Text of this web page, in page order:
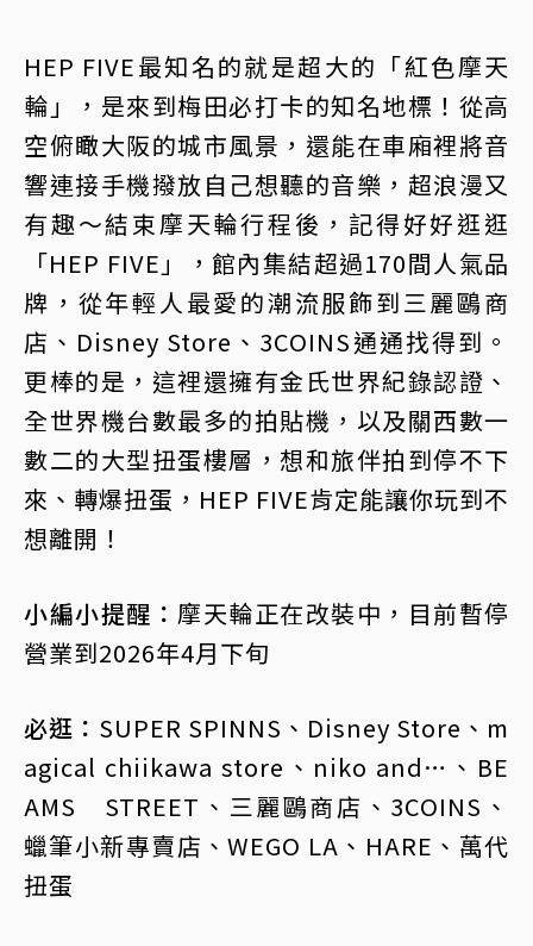
HEP FIVE最知名的就是超大的「紅色摩天
輪」，是來到梅田必打卡的知名地標！從高
空俯瞰大阪的城市風景，還能在車廂裡將音
響連接手機撥放自己想聽的音樂，超浪漫又
有趣～結束摩天輪行程後，記得好好逛逛
「HEP FIVE」，館內集結超過170間人氣品
牌，從年輕人最愛的潮流服飾到三麗鷗商
店、Disney Store、3COINS通通找得到。
更棒的是，這裡還擁有金氏世界紀錄認證、
全世界機台數最多的拍貼機，以及關西數一
數二的大型扭蛋樓層，想和旅伴拍到停不下
來、轉爆扭蛋，HEP FIVE肯定能讓你玩到不
想離開！
小編小提醒： 摩天輪正在改裝中，目前暫停
營業到2026年4月下旬
必逛： SUPER SPINNS、Disney Store、m
agical chiikawa store、niko and…、BE
AMS STREET、三麗鷗商店、3COINS、
蠟筆小新專賣店、WEGO LA、HARE、萬代
扭蛋